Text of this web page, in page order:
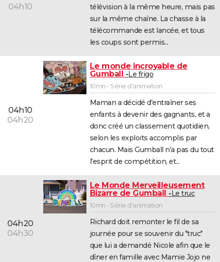
04h10
télévision à la même heure, mais pas
sur la même chaîne. La chasse à la
télécommande est lancée, et tous
les coups sont permis...
04h10
04h20
Le monde incroyable de
Gumball
Le frigo
10mn - Série d'animation
Maman a décidé d'entraîner ses
enfants à devenir des gagnants, et a
donc créé un classement quotidien,
selon les exploits accomplis par
chacun. Mais Gumball n'a pas du tout
l'esprit de compétition, et...
04h20
04h30
Le Monde Merveilleusement
Bizarre de Gumball
Le truc
10mn - Série d'animation
Richard doit remonter le fil de sa
journée pour se souvenir du "truc"
que lui a demandé Nicole afin que le
dîner en famille avec Mamie Jojo ne